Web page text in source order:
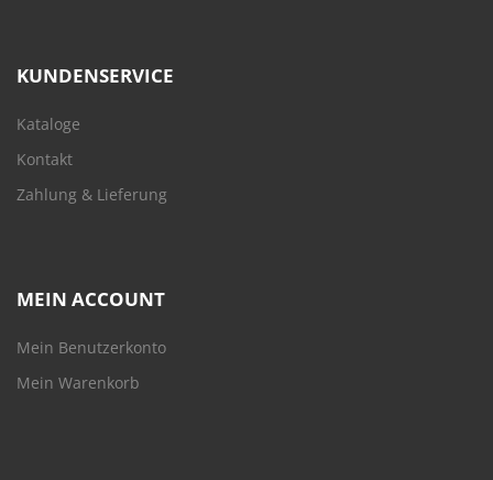
KUNDENSERVICE
Kataloge
Kontakt
Zahlung & Lieferung
MEIN ACCOUNT
Mein Benutzerkonto
Mein Warenkorb